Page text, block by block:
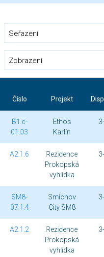
Seřazení
Zobrazení
Číslo Projekt
B1.c-
01.03
Ethos
Karlín
A2.1.6
Rezidence
Prokopská
vyhlídka
SM8-
07.1.4
Smíchov
City SM8
A2.1.2
Rezidence
Prokopská
vyhlídka